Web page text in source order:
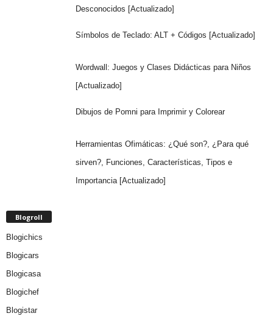
Desconocidos [Actualizado]
Símbolos de Teclado: ALT + Códigos [Actualizado]
Wordwall: Juegos y Clases Didácticas para Niños
[Actualizado]
Dibujos de Pomni para Imprimir y Colorear
Herramientas Ofimáticas: ¿Qué son?, ¿Para qué
sirven?, Funciones, Características, Tipos e
Importancia [Actualizado]
Blogroll
Blogichics
Blogicars
Blogicasa
Blogichef
Blogistar